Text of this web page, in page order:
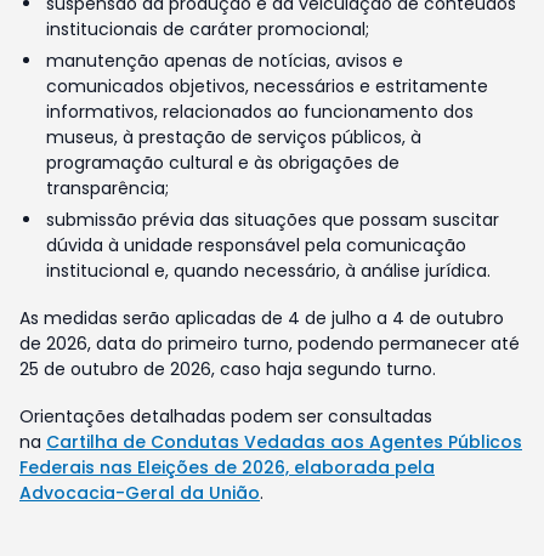
institucionais de caráter promocional;
manutenção apenas de notícias, avisos e
comunicados objetivos, necessários e estritamente
informativos, relacionados ao funcionamento dos
museus, à prestação de serviços públicos, à
programação cultural e às obrigações de
transparência;
submissão prévia das situações que possam suscitar
dúvida à unidade responsável pela comunicação
institucional e, quando necessário, à análise jurídica.
As medidas serão aplicadas de 4 de julho a 4 de outubro
de 2026, data do primeiro turno, podendo permanecer até
25 de outubro de 2026, caso haja segundo turno.
Orientações detalhadas podem ser consultadas
na Cartilha de Condutas Vedadas aos Agentes Públicos
Federais nas Eleições de 2026, elaborada pela
Advocacia-Geral da União.